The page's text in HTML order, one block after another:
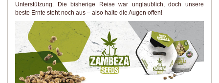
Unterstützung. Die bisherige Reise war unglaublich, doch unsere
beste Ernte steht noch aus – also halte die Augen offen!